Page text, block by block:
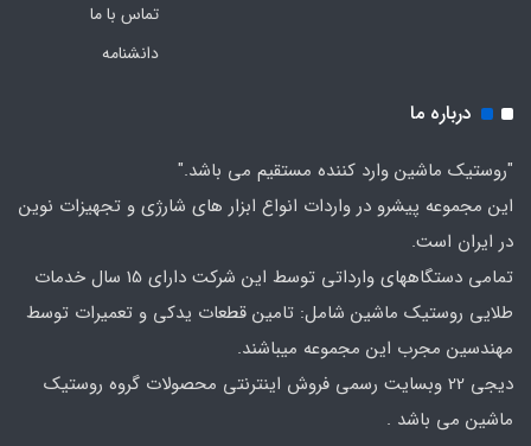
تماس با ما
دانشنامه
درباره ما
"روستیک ماشین وارد کننده مستقیم می باشد."
این مجموعه پیشرو در واردات انواع ابزار های شارژی و تجهیزات نوین
در ایران است.
تمامی دستگاههای وارداتی توسط این شرکت دارای 15 سال خدمات
طلایی روستیک ماشین شامل: تامین قطعات یدکی و تعمیرات توسط
مهندسین مجرب این مجموعه میباشند.
دیجی 22 وبسایت رسمی فروش اینترنتی محصولات گروه روستیک
ماشین می باشد .